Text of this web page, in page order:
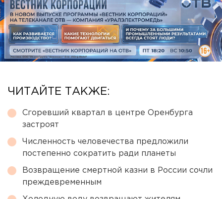
ЧИТАЙТЕ ТАКЖЕ:
Сгоревший квартал в центре Оренбурга
застроят
Численность человечества предложили
постепенно сократить ради планеты
Возвращение смертной казни в России сочли
преждевременным